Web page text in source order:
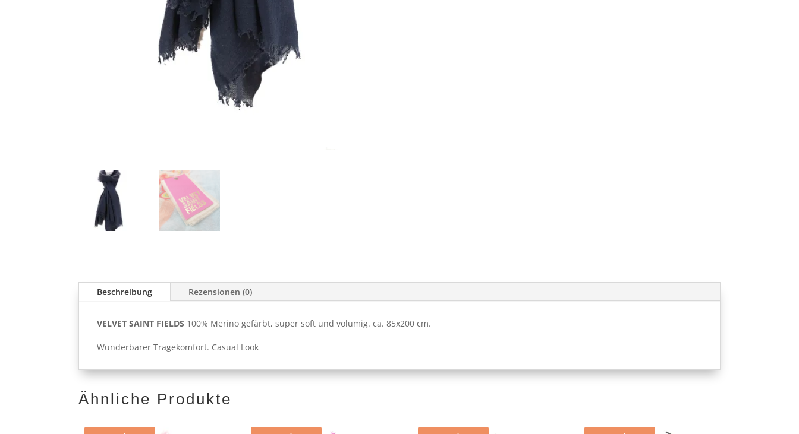
Beschreibung Rezensionen (0)
VELVET SAINT FIELDS 100% Merino gefärbt, super soft und volumig. ca. 85x200 cm.
Wunderbarer Tragekomfort. Casual Look
Ähnliche Produkte